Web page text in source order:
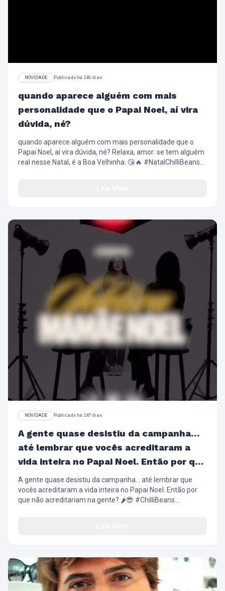
NOVIDADE Publicado há 245 dias
quando aparece alguém com mais
personalidade que o Papai Noel, aí vira
dúvida, né?
quando aparece alguém com mais personalidade que o
Papai Noel, aí vira dúvida, né? Relaxa, amor: se tem alguém
real nesse Natal, é a Boa Velhinha. 😘🔥 #NatalChilliBeans
NOVIDADE Publicado há 247 dias
A gente quase desistiu da campanha…
até lembrar que vocês acreditaram a
vida inteira no Papai Noel. Então por que
não acreditariam na gente?
A gente quase desistiu da campanha… até lembrar que
vocês acreditaram a vida inteira no Papai Noel. Então por
que não acreditariam na gente? 🌶️😎 #ChilliBeans